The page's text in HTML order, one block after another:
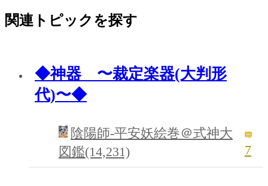
関連トピックを探す
◆神器 〜裁定楽器(大判形
代)〜◆
陰陽師‐平安妖絵巻＠式神大
図鑑(14,231)
7